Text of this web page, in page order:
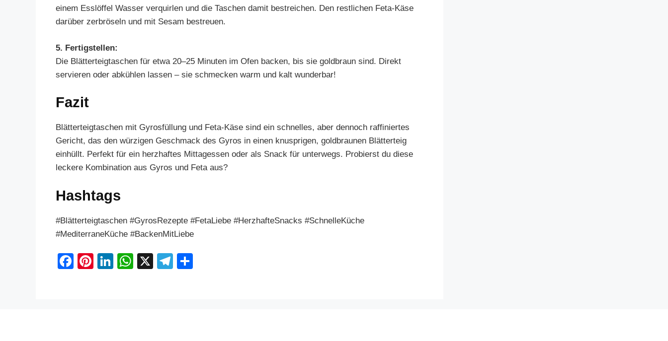
einem Esslöffel Wasser verquirlen und die Taschen damit bestreichen. Den restlichen Feta-Käse
darüber zerbröseln und mit Sesam bestreuen.
5. Fertigstellen:
Die Blätterteigtaschen für etwa 20–25 Minuten im Ofen backen, bis sie goldbraun sind. Direkt
servieren oder abkühlen lassen – sie schmecken warm und kalt wunderbar!
Fazit
Blätterteigtaschen mit Gyrosfüllung und Feta-Käse sind ein schnelles, aber dennoch raffiniertes
Gericht, das den würzigen Geschmack des Gyros in einen knusprigen, goldbraunen Blätterteig
einhüllt. Perfekt für ein herzhaftes Mittagessen oder als Snack für unterwegs. Probierst du diese
leckere Kombination aus Gyros und Feta aus?
Hashtags
#Blätterteigtaschen #GyrosRezepte #FetaLiebe #HerzhafteSnacks #SchnelleKüche
#MediterraneKüche #BackenMitLiebe
F
Pi
Li
W
X
T